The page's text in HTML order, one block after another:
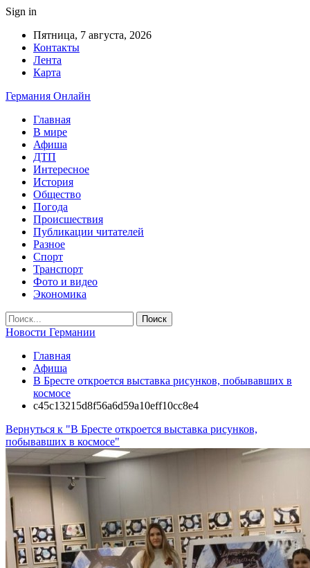
Sign in
Пятница, 7 августа, 2026
Контакты
Лента
Карта
Германия Онлайн
Главная
В мире
Афиша
ДТП
Интересное
История
Общество
Погода
Происшествия
Публикации читателей
Разное
Спорт
Транспорт
Фото и видео
Экономика
Новости Германии
Главная
Афиша
В Бресте откроется выставка рисунков, побывавших в
космосе
c45c13215d8f56a6d59a10eff10cc8e4
Вернуться к "В Бресте откроется выставка рисунков,
побывавших в космосе"